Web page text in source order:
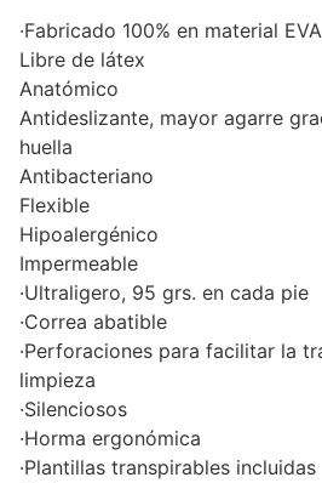
·Fabricado 100% en material EVA
Libre de látex
Anatómico
Antideslizante, mayor agarre
huella
Antibacteriano
Flexible
Hipoalergénico
Impermeable
·Ultraligero, 95 grs. en cada pie
·Correa abatible
·Perforaciones para facilitar la
limpieza
·Silenciosos
·Horma ergonómica
·Plantillas transpirables incluidas